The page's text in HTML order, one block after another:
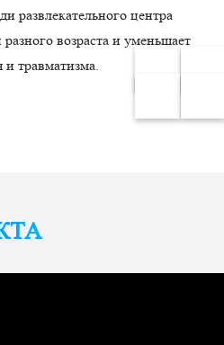
развлекательного центра
разного возраста и уменьшает
и травматизма.